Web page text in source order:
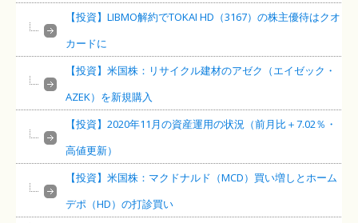
【投資】LIBMO解約でTOKAI HD（3167）の株主優待はクオ
カードに
【投資】米国株：リサイクル建材のアゼク（エイゼック・
AZEK）を新規購入
【投資】2020年11月の資産運用の状況（前月比＋7.02％・
高値更新）
【投資】米国株：マクドナルド（MCD）買い増しとホーム
デポ（HD）の打診買い